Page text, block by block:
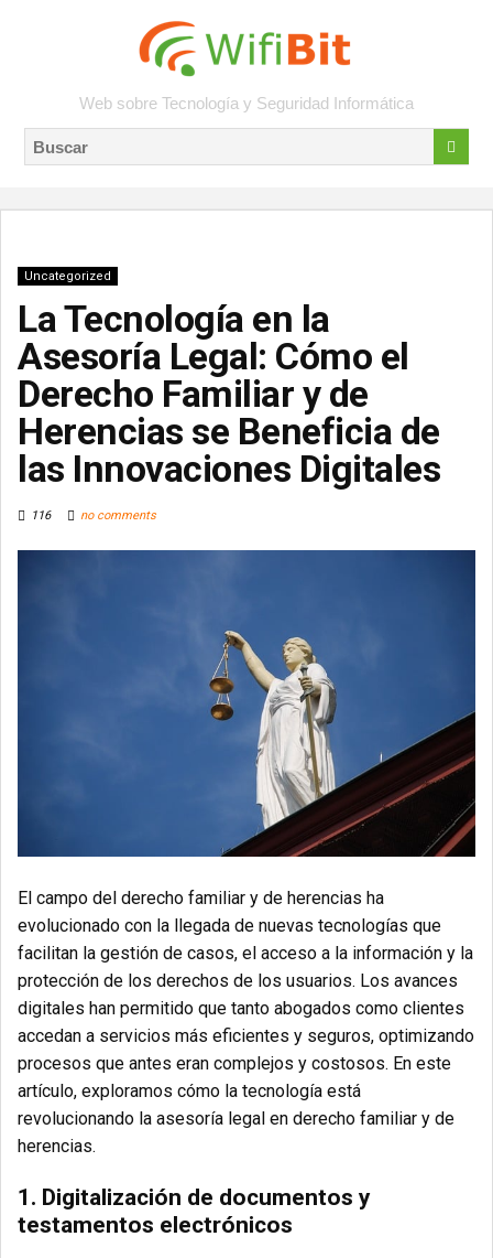
Web sobre Tecnología y Seguridad Informática
Uncategorized
La Tecnología en la
Asesoría Legal: Cómo el
Derecho Familiar y de
Herencias se Beneficia de
las Innovaciones Digitales
116 no comments
El campo del derecho familiar y de herencias ha
evolucionado con la llegada de nuevas tecnologías que
facilitan la gestión de casos, el acceso a la información y la
protección de los derechos de los usuarios. Los avances
digitales han permitido que tanto abogados como clientes
accedan a servicios más eficientes y seguros, optimizando
procesos que antes eran complejos y costosos. En este
artículo, exploramos cómo la tecnología está
revolucionando la asesoría legal en derecho familiar y de
herencias.
1. Digitalización de documentos y
testamentos electrónicos